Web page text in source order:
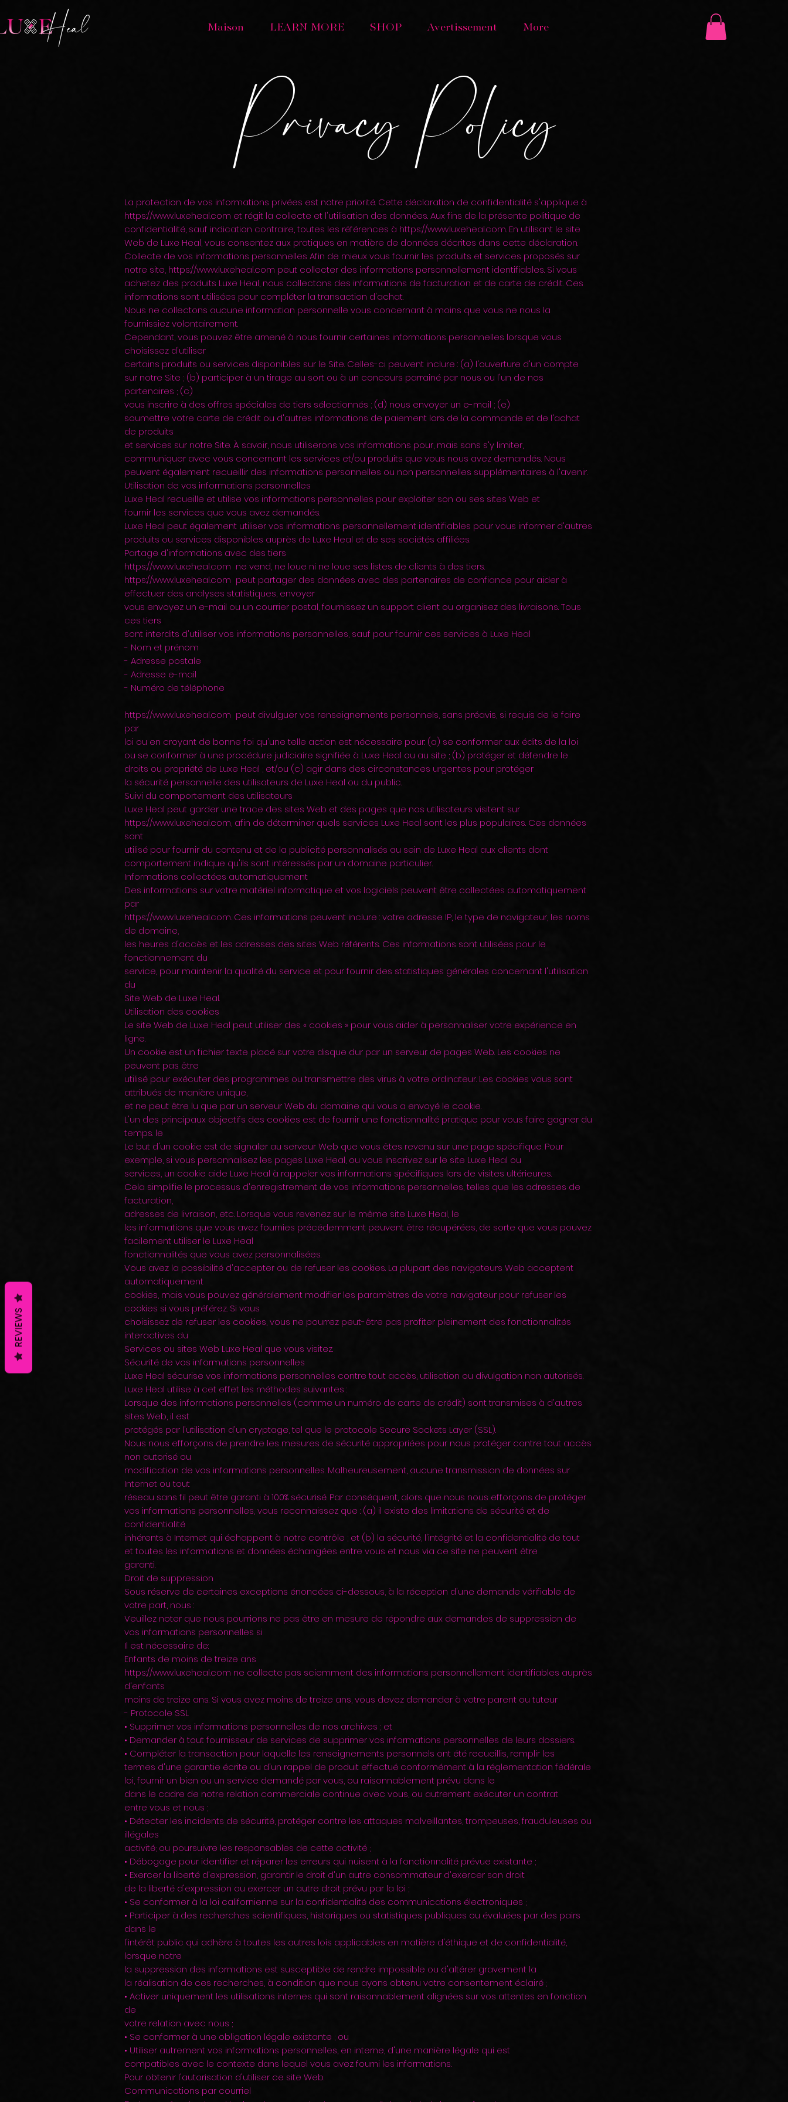
Maison LEARN MORE SHOP Avertissement More
Privacy Policy
La protection de vos informations privées est notre priorité. Cette déclaration de confidentialité s'applique à
https://www.luxeheal.com et régit la collecte et l'utilisation des données. Aux fins de la présente politique de
confidentialité, sauf indication contraire, toutes les références à https://www.luxeheal.com. En utilisant le site
Web de Luxe Heal, vous consentez aux pratiques en matière de données décrites dans cette déclaration.
Collecte de vos informations personnelles Afin de mieux vous fournir les produits et services proposés sur
notre site, https://www.luxeheal.com peut collecter des informations personnellement identifiables. Si vous
achetez des produits Luxe Heal, nous collectons des informations de facturation et de carte de crédit. Ces
informations sont utilisées pour compléter la transaction d'achat.
Nous ne collectons aucune information personnelle vous concernant à moins que vous ne nous la
fournissiez volontairement.
Cependant, vous pouvez être amené à nous fournir certaines informations personnelles lorsque vous
choisissez d'utiliser
certains produits ou services disponibles sur le Site. Celles-ci peuvent inclure : (a) l'ouverture d'un compte
sur notre Site ; (b) participer à un tirage au sort ou à un concours parrainé par nous ou l'un de nos
partenaires ; (c)
vous inscrire à des offres spéciales de tiers sélectionnés ; (d) nous envoyer un e-mail ; (e)
soumettre votre carte de crédit ou d'autres informations de paiement lors de la commande et de l'achat
de produits
et services sur notre Site. À savoir, nous utiliserons vos informations pour, mais sans s'y limiter,
communiquer avec vous concernant les services et/ou produits que vous nous avez demandés. Nous
peuvent également recueillir des informations personnelles ou non personnelles supplémentaires à l'avenir.
Utilisation de vos informations personnelles
Luxe Heal recueille et utilise vos informations personnelles pour exploiter son ou ses sites Web et
fournir les services que vous avez demandés.
Luxe Heal peut également utiliser vos informations personnellement identifiables pour vous informer d'autres
produits ou services disponibles auprès de Luxe Heal et de ses sociétés affiliées.
Partage d'informations avec des tiers
https://www.luxeheal.com ne vend, ne loue ni ne loue ses listes de clients à des tiers.
https://www.luxeheal.com peut partager des données avec des partenaires de confiance pour aider à
effectuer des analyses statistiques, envoyer
vous envoyez un e-mail ou un courrier postal, fournissez un support client ou organisez des livraisons. Tous
ces tiers
sont interdits d'utiliser vos informations personnelles, sauf pour fournir ces services à Luxe Heal
- Nom et prénom
- Adresse postale
- Adresse e-mail
- Numéro de téléphone
https://www.luxeheal.com peut divulguer vos renseignements personnels, sans préavis, si requis de le faire
par
loi ou en croyant de bonne foi qu'une telle action est nécessaire pour: (a) se conformer aux édits de la loi
ou se conformer à une procédure judiciaire signifiée à Luxe Heal ou au site ; (b) protéger et défendre le
droits ou propriété de Luxe Heal ; et/ou (c) agir dans des circonstances urgentes pour protéger
la sécurité personnelle des utilisateurs de Luxe Heal ou du public.
Suivi du comportement des utilisateurs
Luxe Heal peut garder une trace des sites Web et des pages que nos utilisateurs visitent sur
https://www.luxeheal.com, afin de déterminer quels services Luxe Heal sont les plus populaires. Ces données
sont
utilisé pour fournir du contenu et de la publicité personnalisés au sein de Luxe Heal aux clients dont
comportement indique qu'ils sont intéressés par un domaine particulier.
Informations collectées automatiquement
Des informations sur votre matériel informatique et vos logiciels peuvent être collectées automatiquement
par
https://www.luxeheal.com. Ces informations peuvent inclure : votre adresse IP, le type de navigateur, les noms
de domaine,
les heures d'accès et les adresses des sites Web référents. Ces informations sont utilisées pour le
fonctionnement du
service, pour maintenir la qualité du service et pour fournir des statistiques générales concernant l'utilisation
du
Site Web de Luxe Heal.
Utilisation des cookies
Le site Web de Luxe Heal peut utiliser des « cookies » pour vous aider à personnaliser votre expérience en
ligne.
Un cookie est un fichier texte placé sur votre disque dur par un serveur de pages Web. Les cookies ne
peuvent pas être
utilisé pour exécuter des programmes ou transmettre des virus à votre ordinateur. Les cookies vous sont
attribués de manière unique,
et ne peut être lu que par un serveur Web du domaine qui vous a envoyé le cookie.
L'un des principaux objectifs des cookies est de fournir une fonctionnalité pratique pour vous faire gagner du
temps. le
Le but d'un cookie est de signaler au serveur Web que vous êtes revenu sur une page spécifique. Pour
exemple, si vous personnalisez les pages Luxe Heal, ou vous inscrivez sur le site Luxe Heal ou
services, un cookie aide Luxe Heal à rappeler vos informations spécifiques lors de visites ultérieures.
Cela simplifie le processus d'enregistrement de vos informations personnelles, telles que les adresses de
facturation,
adresses de livraison, etc. Lorsque vous revenez sur le même site Luxe Heal, le
les informations que vous avez fournies précédemment peuvent être récupérées, de sorte que vous pouvez
facilement utiliser le Luxe Heal
fonctionnalités que vous avez personnalisées.
Vous avez la possibilité d'accepter ou de refuser les cookies. La plupart des navigateurs Web acceptent
automatiquement
cookies, mais vous pouvez généralement modifier les paramètres de votre navigateur pour refuser les
cookies si vous préférez. Si vous
choisissez de refuser les cookies, vous ne pourrez peut-être pas profiter pleinement des fonctionnalités
interactives du
Services ou sites Web Luxe Heal que vous visitez.
Sécurité de vos informations personnelles
Luxe Heal sécurise vos informations personnelles contre tout accès, utilisation ou divulgation non autorisés.
Luxe Heal utilise à cet effet les méthodes suivantes :
Lorsque des informations personnelles (comme un numéro de carte de crédit) sont transmises à d'autres
sites Web, il est
protégés par l'utilisation d'un cryptage, tel que le protocole Secure Sockets Layer (SSL).
Nous nous efforçons de prendre les mesures de sécurité appropriées pour nous protéger contre tout accès
non autorisé ou
modification de vos informations personnelles. Malheureusement, aucune transmission de données sur
Internet ou tout
réseau sans fil peut être garanti à 100% sécurisé. Par conséquent, alors que nous nous efforçons de protéger
vos informations personnelles, vous reconnaissez que : (a) il existe des limitations de sécurité et de
confidentialité
inhérents à Internet qui échappent à notre contrôle ; et (b) la sécurité, l'intégrité et la confidentialité de tout
et toutes les informations et données échangées entre vous et nous via ce site ne peuvent être
garanti.
Droit de suppression
Sous réserve de certaines exceptions énoncées ci-dessous, à la réception d'une demande vérifiable de
votre part, nous :
Veuillez noter que nous pourrions ne pas être en mesure de répondre aux demandes de suppression de
vos informations personnelles si
Il est nécessaire de:
Enfants de moins de treize ans
https://www.luxeheal.com ne collecte pas sciemment des informations personnellement identifiables auprès
d'enfants
moins de treize ans. Si vous avez moins de treize ans, vous devez demander à votre parent ou tuteur
- Protocole SSL
• Supprimer vos informations personnelles de nos archives ; et
• Demander à tout fournisseur de services de supprimer vos informations personnelles de leurs dossiers.
• Compléter la transaction pour laquelle les renseignements personnels ont été recueillis, remplir les
termes d'une garantie écrite ou d'un rappel de produit effectué conformément à la réglementation fédérale
loi, fournir un bien ou un service demandé par vous, ou raisonnablement prévu dans le
dans le cadre de notre relation commerciale continue avec vous, ou autrement exécuter un contrat
entre vous et nous ;
• Détecter les incidents de sécurité, protéger contre les attaques malveillantes, trompeuses, frauduleuses ou
illégales
activité; ou poursuivre les responsables de cette activité ;
• Débogage pour identifier et réparer les erreurs qui nuisent à la fonctionnalité prévue existante ;
• Exercer la liberté d'expression, garantir le droit d'un autre consommateur d'exercer son droit
de la liberté d'expression ou exercer un autre droit prévu par la loi ;
• Se conformer à la loi californienne sur la confidentialité des communications électroniques ;
• Participer à des recherches scientifiques, historiques ou statistiques publiques ou évaluées par des pairs
dans le
l'intérêt public qui adhère à toutes les autres lois applicables en matière d'éthique et de confidentialité,
lorsque notre
la suppression des informations est susceptible de rendre impossible ou d'altérer gravement la
la réalisation de ces recherches, à condition que nous ayons obtenu votre consentement éclairé ;
• Activer uniquement les utilisations internes qui sont raisonnablement alignées sur vos attentes en fonction
de
votre relation avec nous ;
• Se conformer à une obligation légale existante ; ou
• Utiliser autrement vos informations personnelles, en interne, d'une manière légale qui est
compatibles avec le contexte dans lequel vous avez fourni les informations.
Pour obtenir l'autorisation d'utiliser ce site Web.
Communications par courriel
REVIEWS